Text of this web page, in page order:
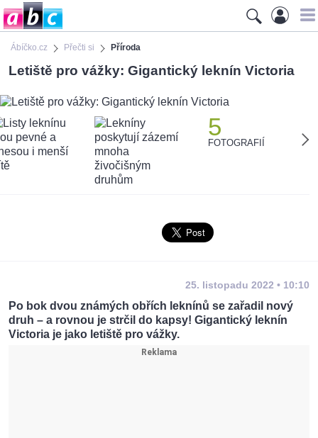
Ábíčko.cz Přečti si Příroda
Letiště pro vážky: Gigantický leknín Victoria
5
FOTOGRAFIÍ
25. listopadu 2022 • 10:10
Po bok dvou známých obřích leknínů se zařadil nový
druh – a rovnou je strčil do kapsy! Gigantický leknín
Victoria je jako letiště pro vážky.